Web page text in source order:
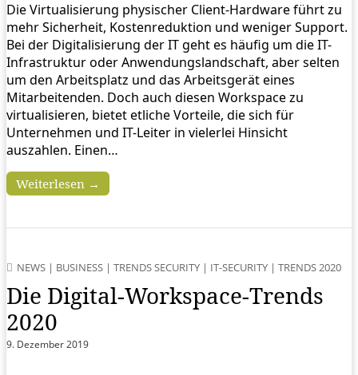
Die Virtualisierung physischer Client-Hardware führt zu
mehr Sicherheit, Kostenreduktion und weniger Support.
Bei der Digitalisierung der IT geht es häufig um die IT-
Infrastruktur oder Anwendungslandschaft, aber selten
um den Arbeitsplatz und das Arbeitsgerät eines
Mitarbeitenden. Doch auch diesen Workspace zu
virtualisieren, bietet etliche Vorteile, die sich für
Unternehmen und IT-Leiter in vielerlei Hinsicht
auszahlen. Einen…
Weiterlesen →
NEWS | BUSINESS | TRENDS SECURITY | IT-SECURITY | TRENDS 2020
Die Digital-Workspace-Trends
2020
9. Dezember 2019